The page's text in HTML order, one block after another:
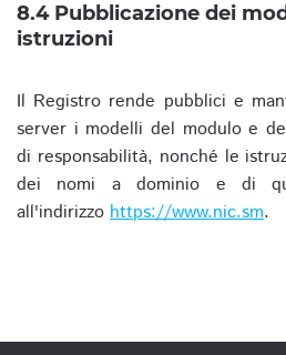
8.4 Pubblicazione dei
istruzioni
Il Registro rende pubblici e
server i modelli del modulo e
di responsabilità, nonché le
dei nomi a dominio e di
all'indirizzo https://www.nic.sm.